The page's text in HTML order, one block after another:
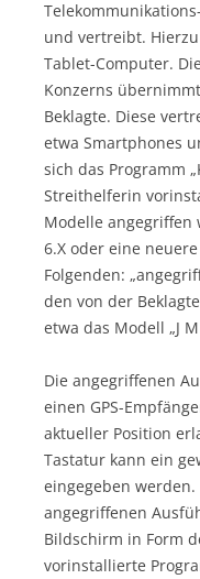
und vertreibt.
Tablet-Computer.
Konzerns
Beklagte. Diese
etwa Smartphones
sich das Programm
Streithelferin
Modelle angegriffen
6.X oder eine
Folgenden:
den von der
etwa das Modell „J M
Die angegriffenen
einen GPS-
aktueller Position
Tastatur kann ein
eingegeben
angegriffenen
Bildschirm in Form
vorinstallierte